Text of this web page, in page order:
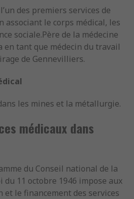
des premiers services de
associant le corps médical, les
sociale.Père de la médecine
tant que médecin du travail
de Gennevilliers.
les mines et la métallurgie.
médicaux dans
du Conseil national de la
du 11 octobre 1946 impose aux
et le financement des services